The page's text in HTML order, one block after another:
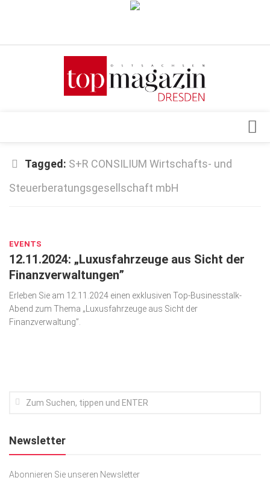
Verkaufsstellen
Top Gesundheitsforum Dresden / Ostsachsen
Mediadaten
gesund & schön
Gesellschaft
Lifestyle
SACHSEN IN PARIS
Tagged: S+R CONSILIUM Wirtschafts- und
Steuerberatungsgesellschaft mbH
EVENTS
12.11.2024: „Luxusfahrzeuge aus Sicht der
Finanzverwaltungen”
Erleben Sie am 12.11.2024 einen exklusiven Top-Businesstalk-
Abend zum Thema „Luxusfahrzeuge aus Sicht der
Finanzverwaltung”.
Newsletter
Abonnieren Sie unseren Newsletter